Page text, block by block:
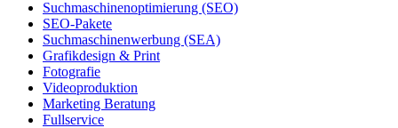
Suchmaschinenoptimierung (SEO)
SEO-Pakete
Suchmaschinenwerbung (SEA)
Grafikdesign & Print
Fotografie
Videoproduktion
Marketing Beratung
Fullservice